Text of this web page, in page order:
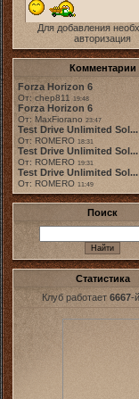
Для добавления
авторизация
Комментарии
Forza Horizon 6
От: chep811 19:48
Forza Horizon 6
От: MaxFiorano 23:47
Test Drive Unlimited Sol...
От: ROMERO 18:31
Test Drive Unlimited Sol...
От: ROMERO 19:31
Test Drive Unlimited Sol...
От: ROMERO 11:49
Поиск
Статистика
Клуб работает 6667-